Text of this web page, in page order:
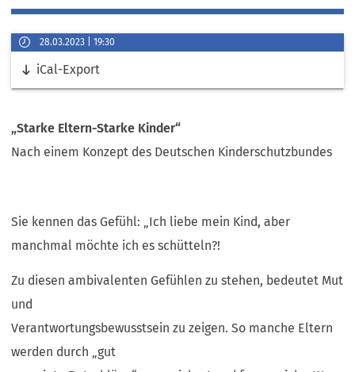
Veranstaltungsinformationen
Datum
Uhrzeit
28.03.2023 19:30
LinksiCal-Export
„Starke Eltern-Starke Kinder“
Nach einem Konzept des Deutschen Kinderschutzbundes
Sie kennen das Gefühl: „Ich liebe mein Kind, aber
manchmal möchte ich es schütteln?!
Zu diesen ambivalenten Gefühlen zu stehen, bedeutet Mut
und
Verantwortungsbewusstsein zu zeigen. So manche Eltern
werden durch „gut